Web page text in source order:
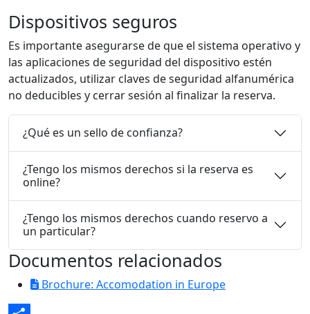
Dispositivos seguros
Es importante asegurarse de que el sistema operativo y
las aplicaciones de seguridad del dispositivo estén
actualizados, utilizar claves de seguridad alfanumérica
no deducibles y cerrar sesión al finalizar la reserva.
¿Qué es un sello de confianza?
¿Tengo los mismos derechos si la reserva es
online?
¿Tengo los mismos derechos cuando reservo a
un particular?
Documentos relacionados
Brochure: Accomodation in Europe